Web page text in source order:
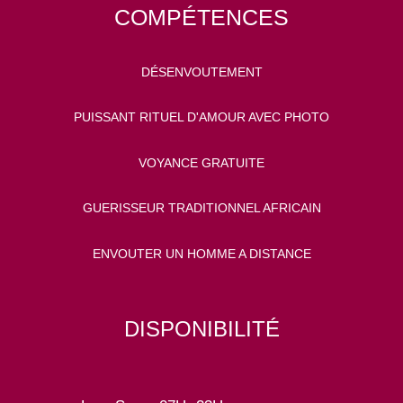
COMPÉTENCES
DÉSENVOUTEMENT
PUISSANT RITUEL D'AMOUR AVEC PHOTO
VOYANCE GRATUITE
GUERISSEUR TRADITIONNEL AFRICAIN
ENVOUTER UN HOMME A DISTANCE
DISPONIBILITÉ